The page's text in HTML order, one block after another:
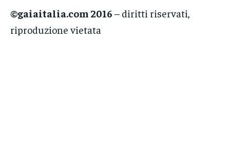
©gaiaitalia.com 2016 – diritti riservati,
riproduzione vietata